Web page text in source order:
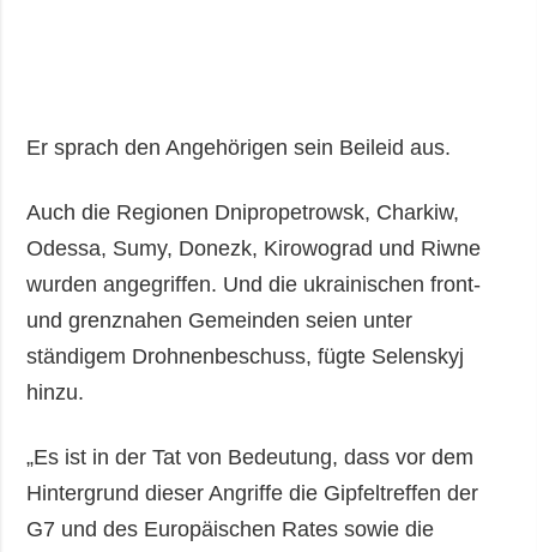
Er sprach den Angehörigen sein Beileid aus.
Auch die Regionen Dnipropetrowsk, Charkiw,
Odessa, Sumy, Donezk, Kirowograd und Riwne
wurden angegriffen. Und die ukrainischen front-
und grenznahen Gemeinden seien unter
ständigem Drohnenbeschuss, fügte Selenskyj
hinzu.
„Es ist in der Tat von Bedeutung, dass vor dem
Hintergrund dieser Angriffe die Gipfeltreffen der
G7 und des Europäischen Rates sowie die